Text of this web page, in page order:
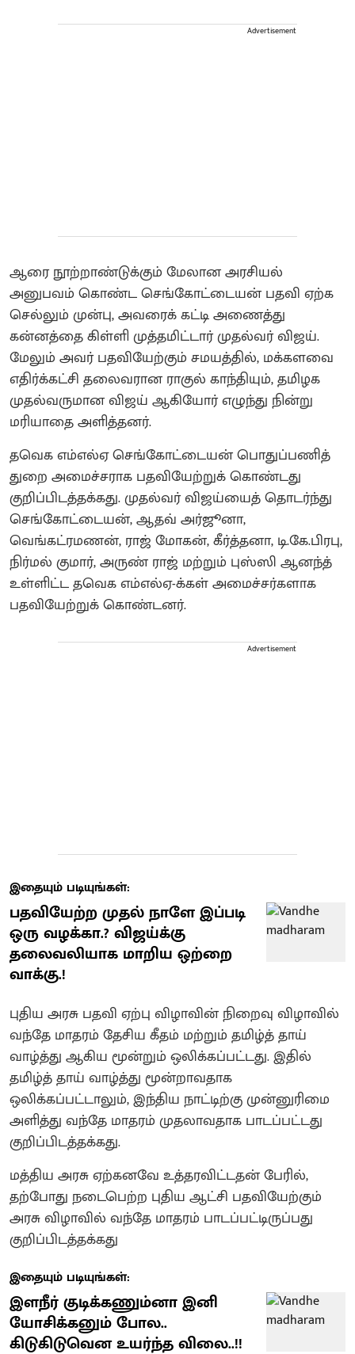
Advertisement
ஆரை நூற்றாண்டுக்கும் மேலான அரசியல்
அனுபவம் கொண்ட செங்கோட்டையன் பதவி ஏற்க
செல்லும் முன்பு, அவரைக் கட்டி அணைத்து
கன்னத்தை கிள்ளி முத்தமிட்டார் முதல்வர் விஜய்.
மேலும் அவர் பதவியேற்கும் சமயத்தில், மக்களவை
எதிர்க்கட்சி தலைவரான ராகுல் காந்தியும், தமிழக
முதல்வருமான விஜய் ஆகியோர் எழுந்து நின்று
மரியாதை அளித்தனர்.
தவெக எம்எல்ஏ செங்கோட்டையன் பொதுப்பணித்
துறை அமைச்சராக பதவியேற்றுக் கொண்டது
குறிப்பிடத்தக்கது. முதல்வர் விஜய்யைத் தொடர்ந்து
செங்கோட்டையன், ஆதவ் அர்ஜூனா,
வெங்கட்ரமணன், ராஜ் மோகன், கீர்த்தனா, டி.கே.பிரபு,
நிர்மல் குமார், அருண் ராஜ் மற்றும் புஸ்ஸி ஆனந்த்
உள்ளிட்ட தவெக எம்எல்ஏ-க்கள் அமைச்சர்களாக
பதவியேற்றுக் கொண்டனர்.
Advertisement
இதையும் படியுங்கள்:
பதவியேற்ற முதல் நாளே இப்படி
ஒரு வழக்கா.? விஜய்க்கு
தலைவலியாக மாறிய ஒற்றை
வாக்கு.!
புதிய அரசு பதவி ஏற்பு விழாவின் நிறைவு விழாவில்
வந்தே மாதரம் தேசிய கீதம் மற்றும் தமிழ்த் தாய்
வாழ்த்து ஆகிய மூன்றும் ஒலிக்கப்பட்டது. இதில்
தமிழ்த் தாய் வாழ்த்து மூன்றாவதாக
ஒலிக்கப்பட்டாலும், இந்திய நாட்டிற்கு முன்னுரிமை
அளித்து வந்தே மாதரம் முதலாவதாக பாடப்பட்டது
குறிப்பிடத்தக்கது.
மத்திய அரசு ஏற்கனவே உத்தரவிட்டதன் பேரில்,
தற்போது நடைபெற்ற புதிய ஆட்சி பதவியேற்கும்
அரசு விழாவில் வந்தே மாதரம் பாடப்பட்டிருப்பது
குறிப்பிடத்தக்கது
இதையும் படியுங்கள்:
இளநீர் குடிக்கணும்னா இனி
யோசிக்கனும் போல..
கிடுகிடுவென உயர்ந்த விலை..!!